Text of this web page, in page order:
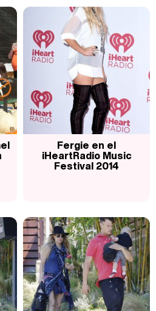
Fergie en el
iHeartRadio Music
Festival 2014